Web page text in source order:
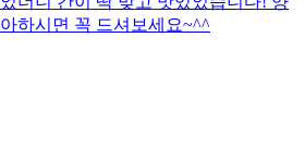
하시면 꼭 드셔보세요~^^